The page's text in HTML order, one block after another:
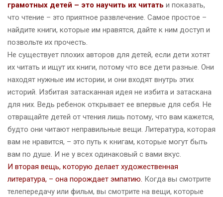
грамотных детей – это научить их читать и показать,
что чтение – это приятное развлечение. Самое простое –
найдите книги, которые им нравятся, дайте к ним доступ и
позвольте их прочесть.
Не существует плохих авторов для детей, если дети хотят
их читать и ищут их книги, потому что все дети разные. Они
находят нужные им истории, и они входят внутрь этих
историй. Избитая затасканная идея не избита и затаскана
для них. Ведь ребенок открывает ее впервые для себя. Не
отвращайте детей от чтения лишь потому, что вам кажется,
будто они читают неправильные вещи. Литература, которая
вам не нравится, – это путь к книгам, которые могут быть
вам по душе. И не у всех одинаковый с вами вкус.
И вторая вещь, которую делает художественная
литература, – она порождает эмпатию. Когда вы смотрите
телепередачу или фильм, вы смотрите на вещи, которые